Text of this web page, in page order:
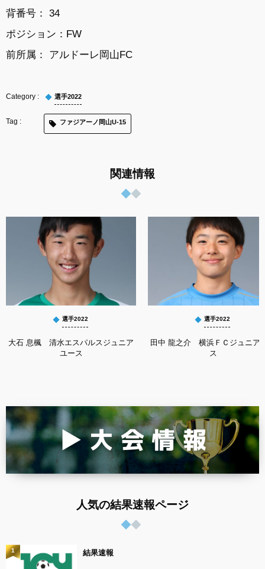
背番号： 34
ポジション：FW
前所属： アルドーレ岡山FC
選手2022
ファジアーノ岡山U-15
関連情報
選手2022
大石 息楓 清水エスパルスジュニア
ユース
選手2022
田中 龍之介 横浜ＦＣジュニア
ス
人気の結果速報ページ
結果速報
1